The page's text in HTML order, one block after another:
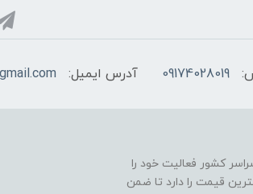
09174028019 آدرس ایمیل:
دیر به سراسر کشور فعالیت خود را
قیمت را دارد تا ضمن